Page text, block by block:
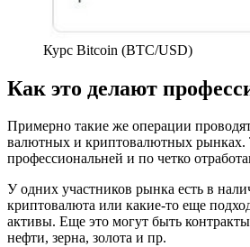
Курс Bitcoin (BTC/USD)
Как это делают
Примерно такие же операции
валютных и криптовалютных рынках.
профессиональней и по четко
У одних участников рынка есть в
криптовалюта или какие-то еще
активы. Еще это могут быть
нефти, зерна, золота и пр.